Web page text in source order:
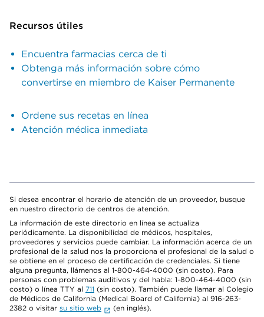
Recursos útiles
Encuentra farmacias cerca de ti
Obtenga más información sobre cómo
convertirse en miembro de Kaiser Permanente
Ordene sus recetas en línea
Atención médica inmediata
Si desea encontrar el horario de atención de un proveedor, busque
en nuestro directorio de centros de atención.
La información de este directorio en línea se actualiza
periódicamente. La disponibilidad de médicos, hospitales,
proveedores y servicios puede cambiar. La información acerca de un
profesional de la salud nos la proporciona el profesional de la salud o
se obtiene en el proceso de certificación de credenciales. Si tiene
alguna pregunta, llámenos al 1-800-464-4000 (sin costo). Para
personas con problemas auditivos y del habla: 1-800-464-4000 (sin
costo) o línea TTY al 711 (sin costo). También puede llamar al Colegio
de Médicos de California (Medical Board of California) al 916-263-
2382 o visitar su sitio web
(en inglés).